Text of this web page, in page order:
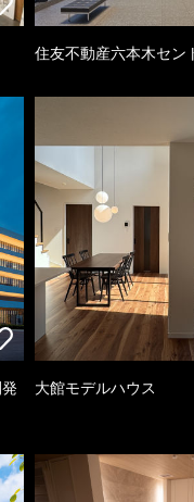
住友不動産六本木セン
大館モデルハウス